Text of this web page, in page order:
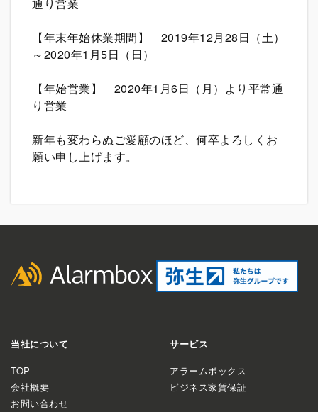
【年末年始休業期間】 2019年12月28日（土）
～2020年1月5日（日）
【年始営業】 2020年1月6日（月）より平常通
り営業
新年も変わらぬご愛顧のほど、何卒よろしくお
願い申し上げます。
当社について
TOP
会社概要
お問い合わせ
サービス
アラームボックス
ビジネス家賃保証